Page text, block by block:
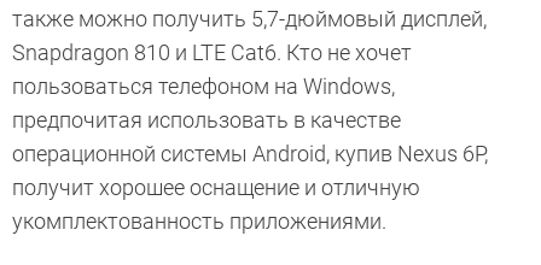
также можно получить 5,7-дюймовый дисплей,
Snapdragon 810 и LTE Cat6. Кто не хочет
пользоваться телефоном на Windows,
предпочитая использовать в качестве
операционной системы Android, купив Nexus 6P,
получит хорошее оснащение и отличную
укомплектованность приложениями.